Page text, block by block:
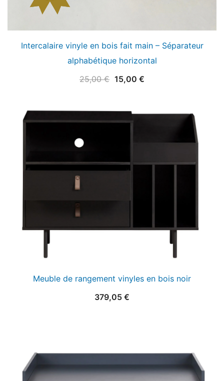
Intercalaire vinyle en bois fait main – Séparateur
alphabétique horizontal
25,00€ Le
était :
15,00 €
est :
Meuble de rangement vinyles en bois noir
379,05 €